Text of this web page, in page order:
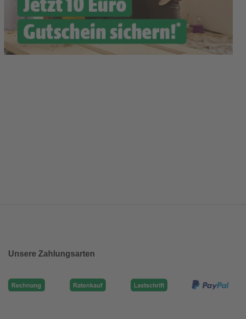
Unsere Zahlungsarten